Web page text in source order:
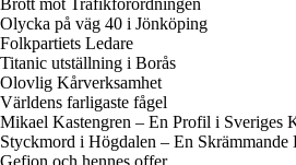
Olycka på väg 40 i Jönköping
Folkpartiets Ledare
Titanic utställning i Borås
Olovlig Kårverksamhet
Världens farligaste fågel
Mikael Kastengren – En Profil i Sveriges
Styckmord i Högdalen – En Skrämmande
Gefjon och hennes offer